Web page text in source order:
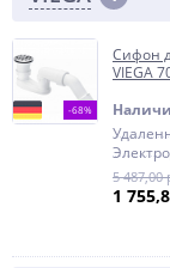
-68%
Сифон
VIEGA
5 487,00
1